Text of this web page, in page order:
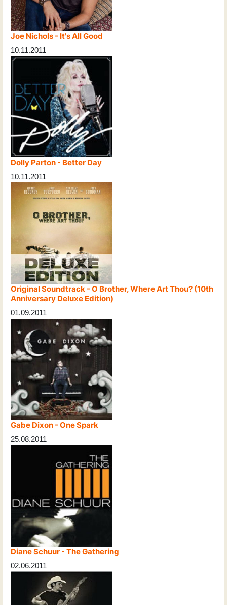
Joe Nichols - It's All Good
10.11.2011
Dolly Parton - Better Day
10.11.2011
Original Soundtrack - O Brother, Where Art Thou? (10th
Anniversary Deluxe Edition)
01.09.2011
Gabe Dixon - One Spark
25.08.2011
Diane Schuur - The Gathering
02.06.2011